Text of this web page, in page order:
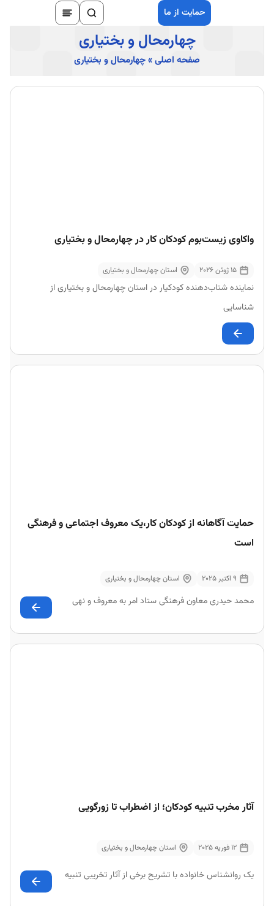
حمایت از ما
چهارمحال و بختیاری
صفحه اصلی»چهارمحال و بختیاری
واکاوی زیست‌بوم کودکان کار در چهارمحال و بختیاری
15 ژوئن 2026 استان چهارمحال و بختیاری
نماینده شتاب‌دهنده کودکیار در استان چهارمحال و بختیاری از
شناسایی
حمایت آگاهانه از کودکان کار،یک معروف اجتماعی و فرهنگی
است
9 اکتبر 2025 استان چهارمحال و بختیاری
محمد حیدری معاون فرهنگی ستاد امر به معروف و نهی
آثار مخرب تنبیه کودکان؛ از اضطراب تا زورگویی
12 فوریه 2025 استان چهارمحال و بختیاری
یک روانشناس خانواده با تشریح برخی از آثار تخریبی تنبیه